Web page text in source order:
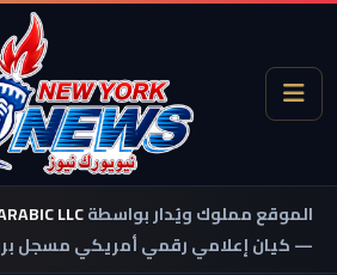
الموقع مملوك ويُدار بواسطةLLC
— كيان إعلامي رقمي أمريكي مسجل